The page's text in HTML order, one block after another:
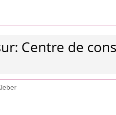
Centre de